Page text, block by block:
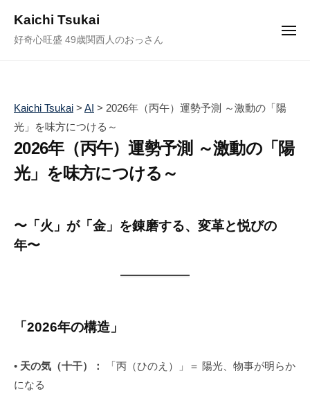
Kaichi Tsukai
好奇心旺盛 49歳関西人のおっさん
メ
Kaichi Tsukai > AI > 2026年（丙午）運勢予測 ～激動の「陽
光」を味方につける～
2026年（丙午）運勢予測 ～激動の「陽
光」を味方につける～
月
日
井
の
ト
〜「火」が「金」を錬磨する、変革と悦びの
年〜
「2026年の構造」
• 天の気（十干）：
「丙（ひのえ）」＝ 陽光、物事が明らか
になる